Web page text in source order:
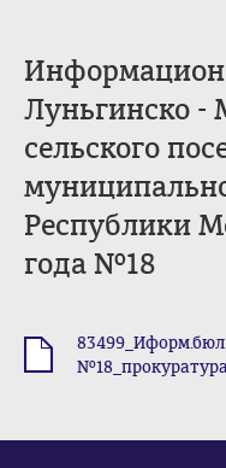
Луньгинско -
сельского
Республики
года №18